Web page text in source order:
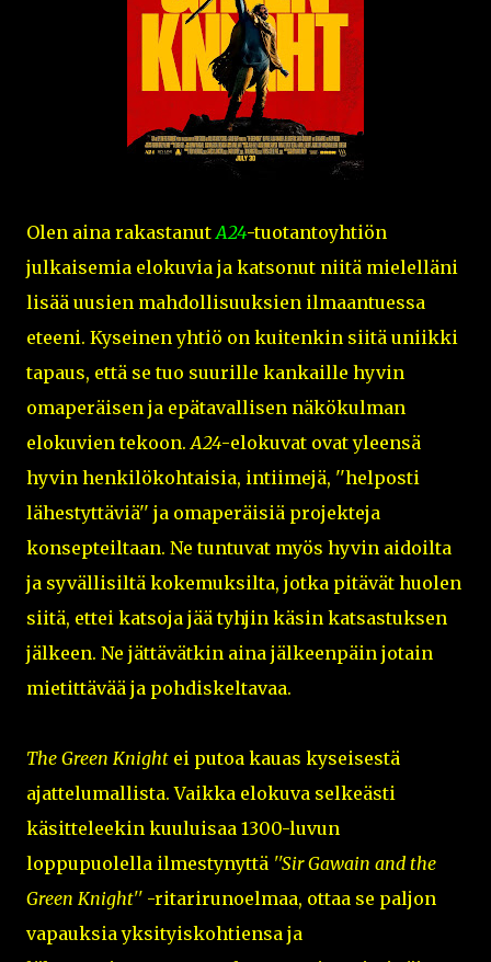
Olen aina rakastanutA24-tuotantoyhtiön
julkaisemia elokuvia ja katsonut niitä mielelläni
lisää uusien mahdollisuuksien ilmaantuessa
eteeni. Kyseinen yhtiö on kuitenkin siitä uniikki
tapaus, että se tuo suurille kankaille hyvin
omaperäisen ja epätavallisen näkökulman
elokuvien tekoon.A24-elokuvat ovat yleensä
hyvin henkilökohtaisia, intiimejä, ''helposti
lähestyttäviä'' ja omaperäisiä projekteja
konsepteiltaan. Ne tuntuvat myös hyvin aidoilta
ja syvällisiltä kokemuksilta, jotka pitävät huolen
siitä, ettei katsoja jää tyhjin käsin katsastuksen
jälkeen. Ne jättävätkin aina jälkeenpäin jotain
mietittävää ja pohdiskeltavaa.
The Green Knight ei putoa kauas kyseisestä
ajattelumallista. Vaikka elokuva selkeästi
käsitteleekin kuuluisaa 1300-luvun
loppupuolella ilmestynyttä ''Sir Gawain and the
Green Knight'' -ritarirunoelmaa, ottaa se paljon
vapauksia yksityiskohtiensa ja